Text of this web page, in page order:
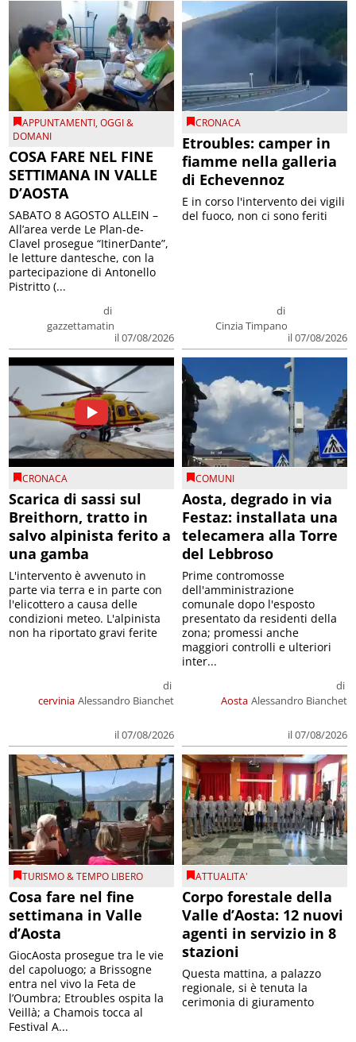
APPUNTAMENTI,OGGI &
DOMANI
COSA FARE NEL FINE
SETTIMANA IN VALLE
D’AOSTA
di
gazzettamatin
il 07/08/2026
SABATO 8 AGOSTO ALLEIN –
All’area verde Le Plan-de-
Clavel prosegue “ItinerDante”,
le letture dantesche, con la
partecipazione di Antonello
Pistritto (...
CRONACA
Etroubles: camper in
fiamme nella galleria
di Echevennoz
di
Cinzia Timpano
il 07/08/2026
E in corso l'intervento dei vigili
del fuoco, non ci sono feriti
CRONACA
Scarica di sassi sul
Breithorn, tratto in
salvo alpinista ferito a
una gamba
cervinia
di
Alessandro Bianchet
il 07/08/2026
L'intervento è avvenuto in
parte via terra e in parte con
l'elicottero a causa delle
condizioni meteo. L'alpinista
non ha riportato gravi ferite
COMUNI
Aosta, degrado in via
Festaz: installata una
telecamera alla Torre
del Lebbroso
Aosta
di
Alessandro Bianchet
il 07/08/2026
Prime contromosse
dell'amministrazione
comunale dopo l'esposto
presentato da residenti della
zona; promessi anche
maggiori controlli e ulteriori
inter...
TURISMO & TEMPO LIBERO
Cosa fare nel fine
settimana in Valle
d’Aosta
GiocAosta prosegue tra le vie
del capoluogo; a Brissogne
entra nel vivo la Feta de
l’Oumbra; Etroubles ospita la
Veillà; a Chamois tocca al
Festival A...
ATTUALITA'
Corpo forestale della
Valle d’Aosta: 12 nuovi
agenti in servizio in 8
stazioni
Questa mattina, a palazzo
regionale, si è tenuta la
cerimonia di giuramento